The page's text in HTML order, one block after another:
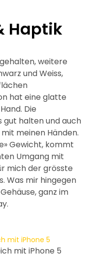
Haptik
weitere
und Weiss,
hat eine glatte
Die
gut halten und auch
meinen Händen.
Gewicht, kommt
Umgang mit
mich der grösste
Was mir hingegen
ganz im
mit iPhone 5